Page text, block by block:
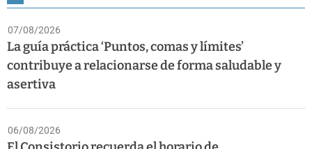
07/08/2026
La guía práctica ‘Puntos, comas y límites’
contribuye a relacionarse de forma saludable y
asertiva
06/08/2026